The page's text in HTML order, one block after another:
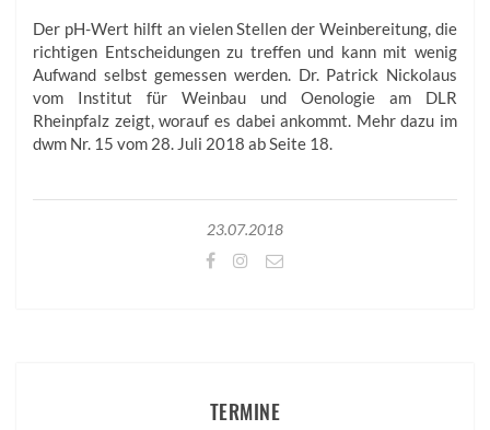
Der pH-Wert hilft an vielen Stellen der Weinbereitung, die
richtigen Entscheidungen zu treffen und kann mit wenig
Aufwand selbst gemessen werden. Dr. Patrick Nickolaus
vom Institut für Weinbau und Oenologie am DLR
Rheinpfalz zeigt, worauf es dabei ankommt. Mehr dazu im
dwm Nr. 15 vom 28. Juli 2018 ab Seite 18.
23.07.2018
TERMINE